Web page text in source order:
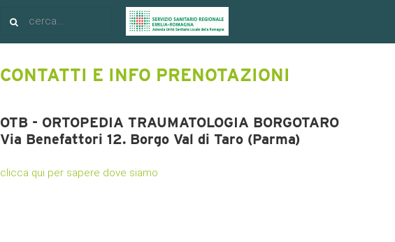
CONTATTI E INFO PRENOTAZIONI
OTB - ORTOPEDIA TRAUMATOLOGIA BORGOTARO
Via Benefattori 12. Borgo Val di Taro (Parma)
clicca qui per sapere dove siamo